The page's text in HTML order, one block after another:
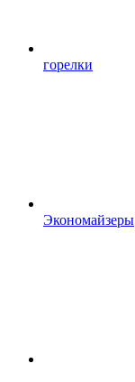
горелки
Экономайзеры